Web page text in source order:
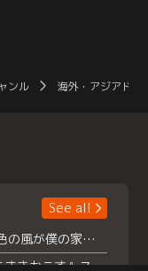
ンル 海外・アジアドラ
See all
浮所飛貴主演！ 【夏色の風が僕の家にやってきた】 本日よりテラサで独占配信スタート！
『夏色の雲が恋と嵐をまきおこす』スペシャルメイキング 【Part1】2026年７月18日（土）23時30分～配信スタート！話題のシーンの裏側を大公開！豪華キャスト大集合！ 『武宮家 真夏の家族会議』開催！